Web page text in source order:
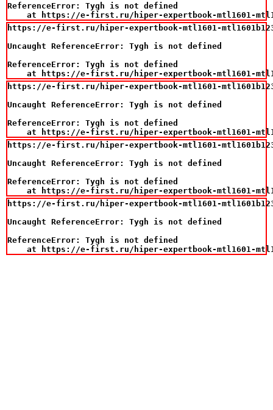
ReferenceError: Tygh is not defined
at https://e-first.ru/hiper-expertbook-mtl1601-
https://e-first.ru/hiper-expertbook-mtl1601-
Uncaught ReferenceError: Tygh is not defined
ReferenceError: Tygh is not defined
at https://e-first.ru/hiper-expertbook-mtl1601-
https://e-first.ru/hiper-expertbook-mtl1601-
Uncaught ReferenceError: Tygh is not defined
ReferenceError: Tygh is not defined
at https://e-first.ru/hiper-expertbook-mtl1601-
https://e-first.ru/hiper-expertbook-mtl1601-
Uncaught ReferenceError: Tygh is not defined
ReferenceError: Tygh is not defined
at https://e-first.ru/hiper-expertbook-mtl1601-
https://e-first.ru/hiper-expertbook-mtl1601-
Uncaught ReferenceError: Tygh is not defined
ReferenceError: Tygh is not defined
at https://e-first.ru/hiper-expertbook-mtl1601-